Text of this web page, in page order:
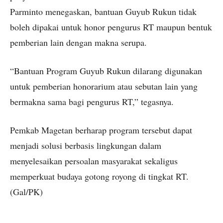
Parminto menegaskan, bantuan Guyub Rukun tidak
boleh dipakai untuk honor pengurus RT maupun bentuk
pemberian lain dengan makna serupa.
“Bantuan Program Guyub Rukun dilarang digunakan
untuk pemberian honorarium atau sebutan lain yang
bermakna sama bagi pengurus RT,” tegasnya.
Pemkab Magetan berharap program tersebut dapat
menjadi solusi berbasis lingkungan dalam
menyelesaikan persoalan masyarakat sekaligus
memperkuat budaya gotong royong di tingkat RT.
(Gal/PK)